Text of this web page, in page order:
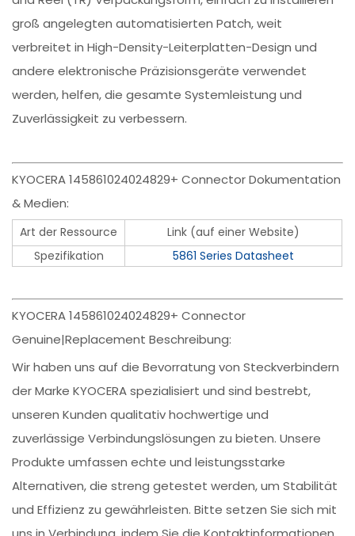
groß angelegten automatisierten Patch, weit
verbreitet in High-Density-Leiterplatten-Design und
andere elektronische Präzisionsgeräte verwendet
werden, helfen, die gesamte Systemleistung und
Zuverlässigkeit zu verbessern.
KYOCERA 145861024024829+ Connector Dokumentation
& Medien:
Art der Ressource
Link (auf einer Website)
Spezifikation
5861 Series Datasheet
KYOCERA 145861024024829+ Connector
Genuine|Replacement Beschreibung:
Wir haben uns auf die Bevorratung von Steckverbindern
der Marke KYOCERA spezialisiert und sind bestrebt,
unseren Kunden qualitativ hochwertige und
zuverlässige Verbindungslösungen zu bieten. Unsere
Produkte umfassen echte und leistungsstarke
Alternativen, die streng getestet werden, um Stabilität
und Effizienz zu gewährleisten. Bitte setzen Sie sich mit